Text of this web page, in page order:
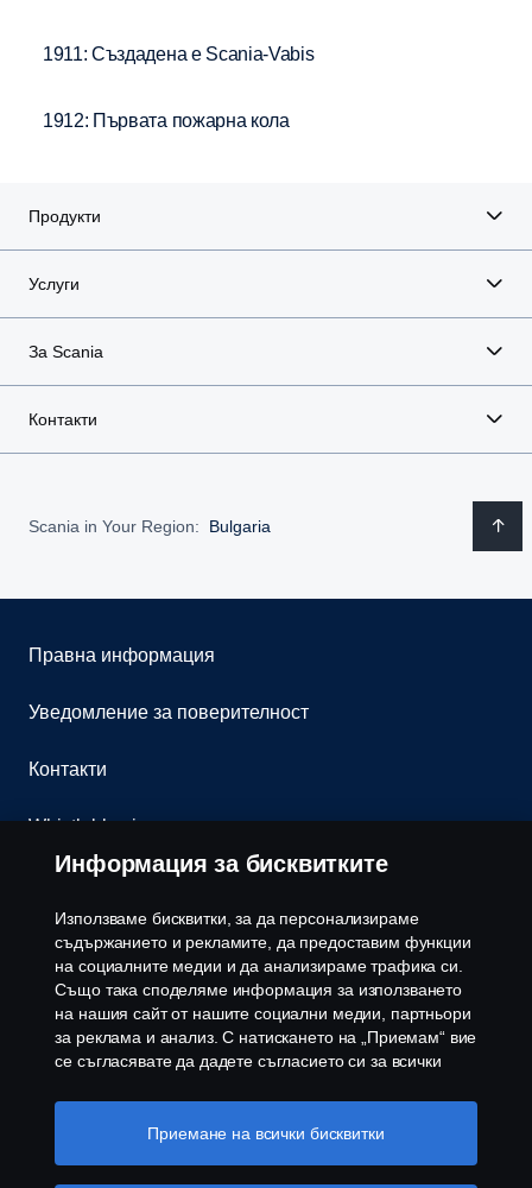
1911: Създадена е Scania-Vabis
1912: Първата пожарна кола
Продукти
Услуги
За Scania
Контакти
Scania in Your Region: Bulgaria
Правна информация
Уведомление за поверителност
Контакти
Whistleblowing
Политика за бисквитки
Настройки на бисквитките
Информация за бисквитките
Използваме бисквитки, за да персонализираме
съдържанието и рекламите, да предоставим функции
на социалните медии и да анализираме трафика си.
Също така споделяме информация за използването
на нашия сайт от нашите социални медии, партньори
за реклама и анализ. С натискането на „Приемам“ вие
се съгласявате да дадете съгласието си за всички
споделя. Можете също така да управлявате своите
бисквитки, като щракнете върху „Настройки на
Приемане на всички бисквитки